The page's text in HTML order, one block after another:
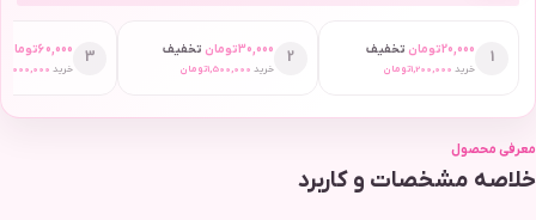
1
20,000تومان تخفیف
خرید 1,200,000تومان
2
30,000تومان تخفیف
خرید 1,500,000تومان
3
60,000تومان
خرید 2,000,000
معرفی محصول
خلاصه مشخصات و کاربرد